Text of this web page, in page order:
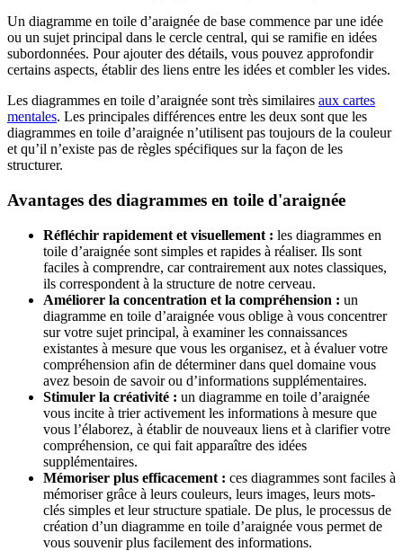
Un diagramme en toile d’araignée de base commence par une idée
ou un sujet principal dans le cercle central, qui se ramifie en idées
subordonnées. Pour ajouter des détails, vous pouvez approfondir
certains aspects, établir des liens entre les idées et combler les vides.
Les diagrammes en toile d’araignée sont très similaires aux cartes
mentales. Les principales différences entre les deux sont que les
diagrammes en toile d’araignée n’utilisent pas toujours de la couleur
et qu’il n’existe pas de règles spécifiques sur la façon de les
structurer.
Avantages des diagrammes en toile d'araignée
Réfléchir rapidement et visuellement : les diagrammes en
toile d’araignée sont simples et rapides à réaliser. Ils sont
faciles à comprendre, car contrairement aux notes classiques,
ils correspondent à la structure de notre cerveau.
Améliorer la concentration et la compréhension : un
diagramme en toile d’araignée vous oblige à vous concentrer
sur votre sujet principal, à examiner les connaissances
existantes à mesure que vous les organisez, et à évaluer votre
compréhension afin de déterminer dans quel domaine vous
avez besoin de savoir ou d’informations supplémentaires.
Stimuler la créativité : un diagramme en toile d’araignée
vous incite à trier activement les informations à mesure que
vous l’élaborez, à établir de nouveaux liens et à clarifier votre
compréhension, ce qui fait apparaître des idées
supplémentaires.
Mémoriser plus efficacement : ces diagrammes sont faciles à
mémoriser grâce à leurs couleurs, leurs images, leurs mots-
clés simples et leur structure spatiale. De plus, le processus de
création d’un diagramme en toile d’araignée vous permet de
vous souvenir plus facilement des informations.